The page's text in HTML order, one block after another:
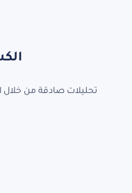
تحليلات صادقة من خلال